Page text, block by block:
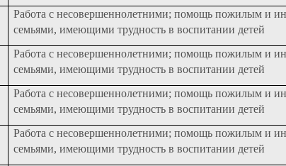
Работа с несовершеннолетними; помощь пожилым и
семьями, имеющими трудность в воспитании детей
Работа с несовершеннолетними; помощь пожилым и
семьями, имеющими трудность в воспитании детей
Работа с несовершеннолетними; помощь пожилым и
семьями, имеющими трудность в воспитании детей
Работа с несовершеннолетними; помощь пожилым и
семьями, имеющими трудность в воспитании детей